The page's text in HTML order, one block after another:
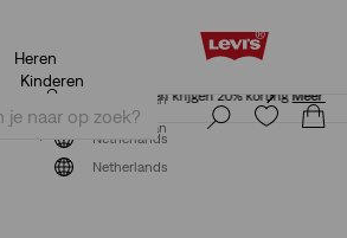
krijgen 20% korting
Meld je nu aan
Netherlands
Heren
Kinderen
krijgen 20% kortingMeer details
Meld je nu aan
Netherlands